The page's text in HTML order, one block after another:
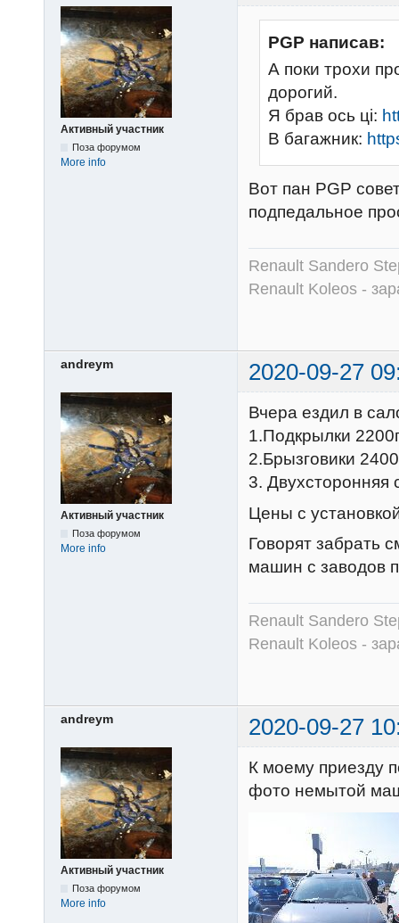
Активный участник
Поза форумом
More info
PGP написав:
А поки трохи
дорогий.
Я брав ось ці:
В багажник:
Вот пан PGP
подпедальное
Renault Sandero
Renault Koleos -
andreym 2020-09-27
Активный участник
Поза форумом
More info
Вчера ездил в
1.Подкрылки
2.Брызговики
3. Двухсторонняя
Цены с
Говорят забрать
машин с заводов
Renault Sandero
Renault Koleos -
andreym 2020-09-27
Активный участник
Поза форумом
More info
К моему приезду
фото немытой